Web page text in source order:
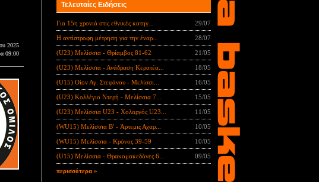
2025
09:00
Τελευταίες Ειδήσεις
Για 15η χρονιά στις εθνικές κατηγ... 29/07
Η αντίστροφη μέτρηση για την έναρ... 28/07
(U23) Μελίσσια - Θρίαμβος 81-62 21/05
(U23) Μελίσσια - Ανάδραση Κερατέα... 18/05
(U15) Οίον Αγ. Στεφάνου - Μελίσσι... 16/05
(U23) Κολλέγιο Ντερή - Μελίσσια 7... 15/05
(U23) Μελίσσια U23 - Χολαργός U23... 11/05
(WU15) Μελίσσια B' - Άρτεμις Αχαρ... 10/05
(WU15) Μελίσσια - Κρόνος 39-59 10/05
(U15) Μελίσσια - Θρακομακεδόνες 6... 09/05
περισσότερα »